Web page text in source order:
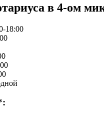
в 4-ом
18:00